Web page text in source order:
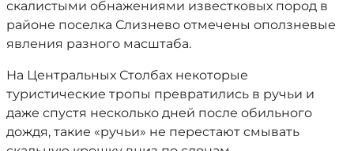
скалистыми обнажениями известковых пород в
районе поселка Слизнево отмечены оползневые
явления разного масштаба.
На Центральных Столбах некоторые
туристические тропы превратились в ручьи и
даже спустя несколько дней после обильного
дождя, такие «ручьи» не перестают смывать